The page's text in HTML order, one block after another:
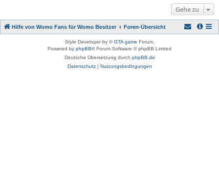
Gehe zu
Hilfe von Womo Fans für Womo Besitzer Foren-Übersicht
Style Developer by ©GTA game Forum.
Powered by phpBB® Forum Software © phpBB Limited
Deutsche Übersetzung durch phpBB.de
Datenschutz| Nutzungsbedingungen